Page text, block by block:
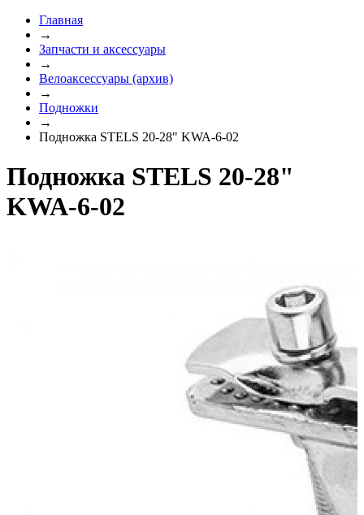
Главная
→
Запчасти и аксессуары
→
Велоаксессуары (архив)
→
Подножки
→
Подножка STELS 20-28" KWA-6-02
Подножка STELS 20-28"
KWA-6-02